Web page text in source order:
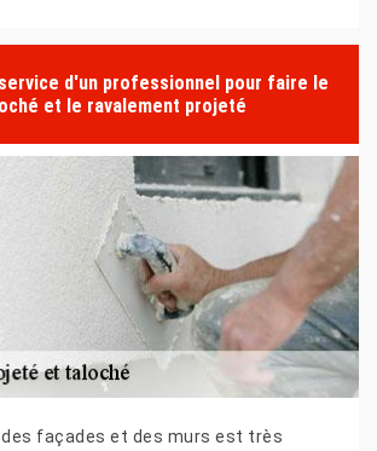
d'un professionnel pour faire le
et le ravalement projeté
des façades et des murs est très